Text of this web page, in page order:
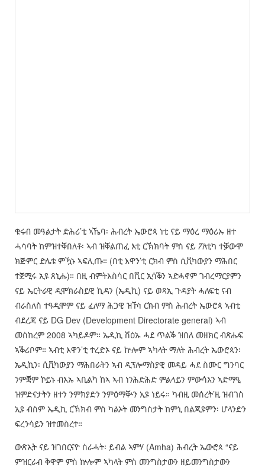
ቁሩብ መዓልታት ድሕሪ’ቲ ኣኼባ፡ ሕብረት ኤውሮጳ ነቲ ናይ ማዕረ ማዕሪኡ ዘተ
ሓሳባት ከምዝተቐበለቶ፡ ኣብ ዝቐልጠፈ እቲ ርኽክባት ምስ ናይ ፖለቲካ ተቓውሞ
ክጅምር ድሌቱ ምዃኑ ኣፍሊጡ። (በቲ እዋን’ቲ ርክብ ምስ ሲቪካውያን ማሕበር
ተጀሚሩ ኢዩ ጸኒሑ)። በዚ ብምትእስሳር በሺር ኢሳቕን ኣድሓኖም ገብረማርያምን
ናይ ኤርትራዊ ዲሞክራስይዊ ኪዳን (ኤዲኪ) ናይ ወጻኢ ጉዳያት ሓለፍቲ ናብ
ብራስለስ ተዓዲሞም ናይ ፈለማ ሕጋዊ ዝኾነ ርክብ ምስ ሕብረት ኤውሮጳ ኣብቲ
ብደረጃ ናይ DG Dev (Development Directorate general) ኣብ
መስከረም 2008 ኣካይዶም። ኤዲኪ ሽዕኡ ሓደ ጥልቕ ዝበለ መዘክር ብጽሑፍ
ኣቕሪቦም። ኣብቲ እዋን’ቲ ተረድኦ ናይ ኵሎም ኣካላት ማለት ሕብረት ኤውሮጳን፡
ኤዲኪን፡ ሲቪካውያን ማሕበራትን ኣብ ዲፕሎማስያዊ መዳይ ሓደ ስሙር ግንባር
ንምቛም ኮይኑ ብእኡ ኣቢልካ ከኣ ኣብ ነንሕድሕድ ምልላይን ምውሳእን ኣድማዒ
ዝምድናታትን ዘተን ንምክያድን ንምዕማቝን ኢዩ ነይሩ። ካብዚ መሰረት’ዚ ዝብገስ
ኢዩ ብስም ኤዲኪ ርኽክብ ምስ ካልኦት መንግስታት ከምኒ በልጂዩምን፡ ሆላንድን
ፍረንሳይን ዝተመስረተ።
ውጽኢት ናይ ዝገበርናዮ ስራሓት፡ ይብል ኣምሃ (Amha) ሕብረት ኤውሮጳ “ናይ
ምዝርራብ ቅዋም ምስ ኵሎም ኣካላት ምስ መንግስታውን ዘይመንግስታውን